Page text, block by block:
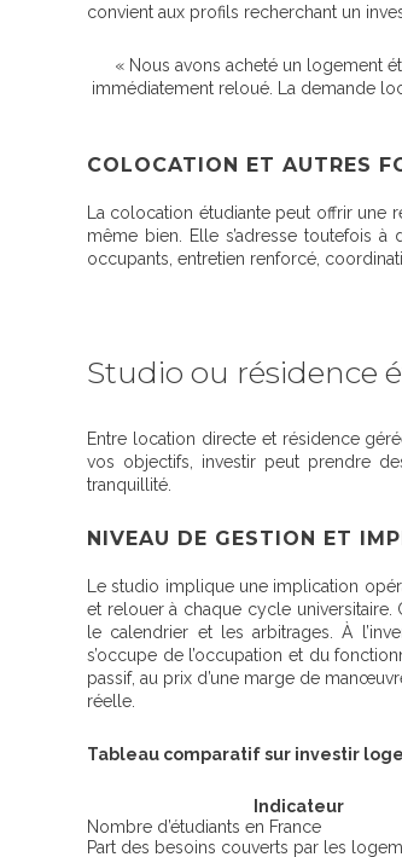
convient aux profils recherchant un
« Nous avons acheté un logement
immédiatement reloué. La demande
COLOCATION ET AUTRES
La colocation étudiante peut offrir
même bien. Elle s’adresse toutefois
occupants, entretien renforcé,
Studio ou résidence
Entre location directe et résidence
vos objectifs, investir peut prendre
tranquillité.
NIVEAU DE GESTION ET
Le studio implique une implication
et relouer à chaque cycle universitaire.
le calendrier et les arbitrages. À
s’occupe de l’occupation et du
passif, au prix d’une marge de
réelle.
Tableau comparatif sur investir
Indicateur
Nombre d’étudiants en France
Part des besoins couverts par les